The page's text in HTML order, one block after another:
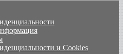
и Cookies